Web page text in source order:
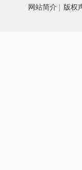
网站简介
版权